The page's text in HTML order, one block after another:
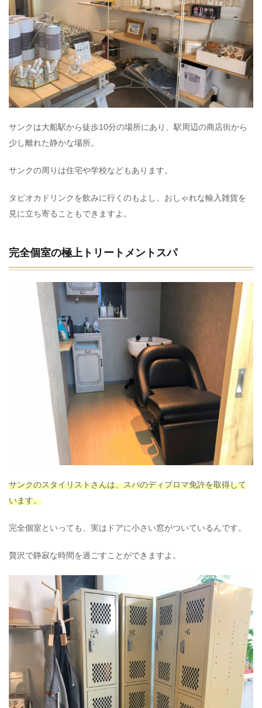
サンクは大船駅から徒歩10分の場所にあり、駅周辺の商店街から
少し離れた静かな場所。
サンクの周りは住宅や学校などもあります。
タピオカドリンクを飲みに行くのもよし、おしゃれな輸入雑貨を
見に立ち寄ることもできますよ。
完全個室の極上トリートメントスパ
サンクのスタイリストさんは、スパのディプロマ免許を取得して
います。
完全個室といっても、実はドアに小さい窓がついているんです。
贅沢で静寂な時間を過ごすことができますよ。